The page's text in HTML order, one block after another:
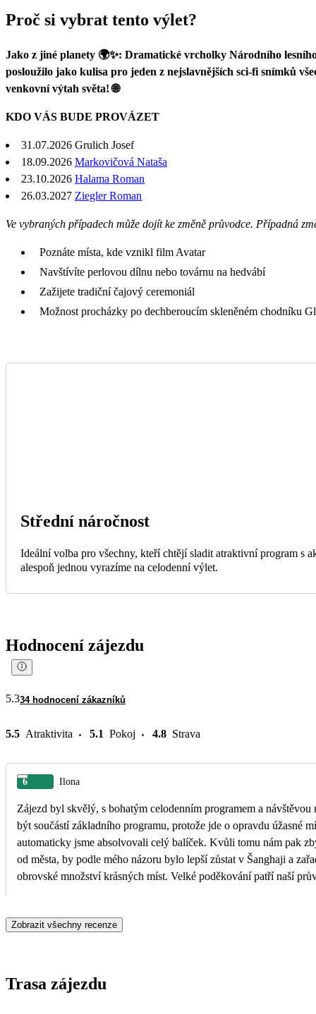
Proč si vybrat tento výlet?
Jako z jiné planety 🌍✨: Dramatické vrcholky Národního
posloužilo jako kulisa pro jeden z nejslavnějších sci-fi snímků
venkovní výtah světa! 🌐
KDO VÁS BUDE PROVÁZET
31.07.2026 Grulich Josef
18.09.2026 Markovičová Nataša
23.10.2026 Halama Roman
26.03.2027 Ziegler Roman
Ve vybraných případech může dojít ke změně průvodce. Případná
Poznáte místa, kde vznikl film Avatar
Navštívíte perlovou dílnu nebo továrnu na hedvábí
Zažijete tradiční čajový ceremoniál
Možnost procházky po dechberoucím skleněném chodníku
Střední náročnost
Ideální volba pro všechny, kteří chtějí sladit atraktivní program s
alespoň jednou vyrazíme na celodenní výlet.
Hodnocení zájezdu
5.334 hodnocení zákazníků
5.5 Atraktivita 5.1 Pokoj 4.8 Strava
6 Ilona
Zájezd byl skvělý, s bohatým celodenním programem a
být součástí základního programu, protože jde o opravdu úžasné
automaticky jsme absolvovali celý balíček. Kvůli tomu nám pak zbylo méně času na prohlídku
od města, by podle mého názoru bylo lepší zůstat v Šanghaji a zařadit do programu návštěvu
obrovské množství krásných míst. Velké poděkování patří naší
Zobrazit všechny recenze
Trasa zájezdu